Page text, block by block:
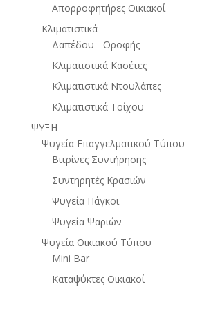
Απορροφητήρες Οικιακοί
Κλιματιστικά
Δαπέδου - Οροφής
Κλιματιστικά Κασέτες
Κλιματιστικά Ντουλάπες
Κλιματιστικά Τοίχου
ΨΥΞΗ
Ψυγεία Επαγγελματικού Τύπου
Βιτρίνες Συντήρησης
Συντηρητές Κρασιών
Ψυγεία Πάγκοι
Ψυγεία Ψαριών
Ψυγεία Οικιακού Τύπου
Mini Bar
Καταψύκτες Οικιακοί